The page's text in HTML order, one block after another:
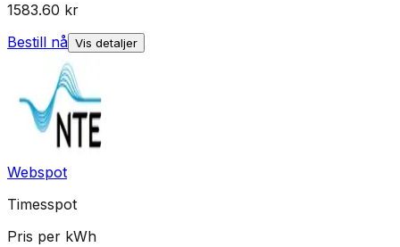
1583.60 kr
Bestill nå Vis detaljer
Webspot
Timesspot
Pris per kWh